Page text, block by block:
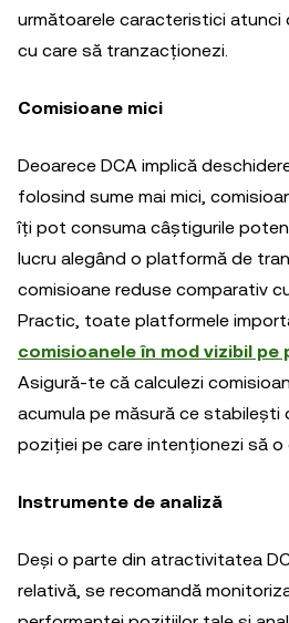
următoarele caracteristici atunci
cu care să tranzacționezi.
Comisioane mici
Deoarece DCA implică
folosind sume mai mici,
îți pot consuma câștigurile
lucru alegând o platformă de
comisioane reduse comparativ
Practic, toate platformele
comisioanele în mod vizibil
Asigură-te că calculezi
acumula pe măsură ce stabilești
poziției pe care intenționezi să o
Instrumente de analiză
Deși o parte din atractivitatea
relativă, se recomandă